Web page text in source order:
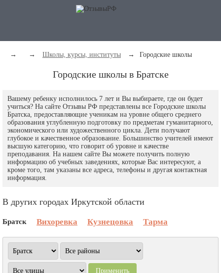
→ → Школы, курсы, институты → Городские школы
Городские школы в Братске
Вашему ребенку исполнилось 7 лет и Вы выбираете, где он будет
учиться? На сайте Отзывы РФ представлены все Городские школы
Братска, предоставляющие ученикам на уровне общего среднего
образования углубленную подготовку по предметам гуманитарного,
экономического или художественного цикла. Дети получают
глубокое и качественное образование. Большинство учителей имеют
высшую категорию, что говорит об уровне и качестве
преподавания. На нашем сайте Вы можете получить полную
информацию об учебных заведениях, которые Вас интересуют, а
кроме того, там указаны все адреса, телефоны и другая контактная
информация.
В других городах Иркутской области
Братск Вихоревка Кузнецовка Тарма